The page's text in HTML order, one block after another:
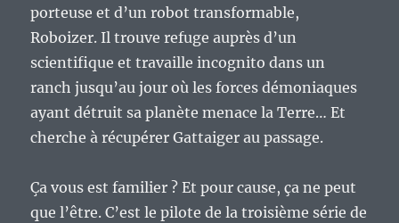
porteuse et d’un robot transformable,
Roboizer. Il trouve refuge auprès d’un
scientifique et travaille incognito dans un
ranch jusqu’au jour où les forces démoniaques
ayant détruit sa planète menace la Terre… Et
cherche à récupérer Gattaiger au passage.
Ça vous est familier ? Et pour cause, ça ne peut
que l’être. C’est le pilote de la troisième série de